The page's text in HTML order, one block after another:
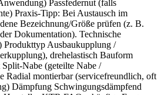
Passfedernut (falls
Praxis-Tipp: Bei Austausch im
Bezeichnung/Größe prüfen (z. B.
Dokumentation). Technische
Ausbaukupplung /
drehelastisch Bauform
Nabe (geteilte Nabe /
Radial montierbar (servicefreundlich, oft
Dämpfung Schwingungsdämpfend